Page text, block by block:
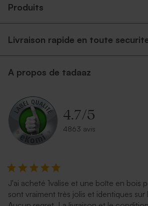
Produits
Livraison rapide en toute
A propos de tadaaz
4.7/5
4863 avis
J'ai acheté 1valise et une boîte en bois
sont vraiment très jolis et identiques